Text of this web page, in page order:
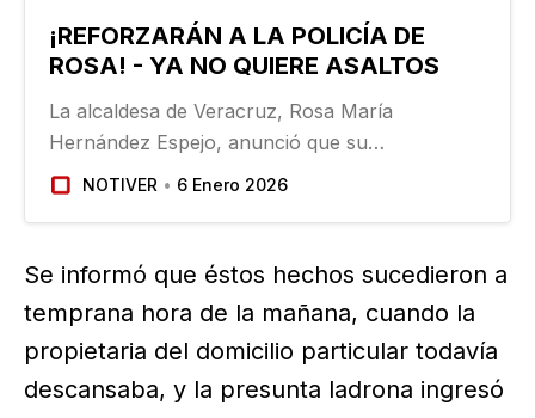
¡REFORZARÁN A LA POLICÍA DE
ROSA! - YA NO QUIERE ASALTOS
La alcaldesa de Veracruz, Rosa María
Hernández Espejo, anunció que su
administración reforzará la policía municipal
Seguridad realizada…
NOTIVER 6 Enero 2026
Se informó que éstos hechos sucedieron a
temprana hora de la mañana, cuando la
propietaria del domicilio particular todavía
descansaba, y la presunta ladrona ingresó